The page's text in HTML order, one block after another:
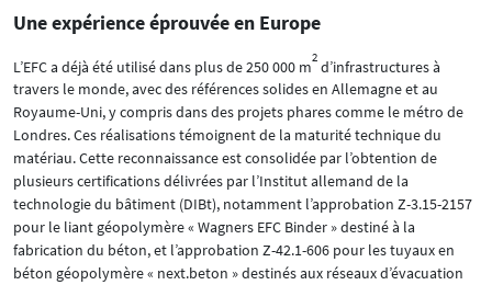
Une expérience éprouvée en Europe
L’EFC a déjà été utilisé dans plus de 250 000 m2 d’infrastructures à
travers le monde, avec des références solides en Allemagne et au
Royaume-Uni, y compris dans des projets phares comme le métro de
Londres. Ces réalisations témoignent de la maturité technique du
matériau. Cette reconnaissance est consolidée par l’obtention de
plusieurs certifications délivrées par l’Institut allemand de la
technologie du bâtiment (DIBt), notamment l’approbation Z-3.15-2157
pour le liant géopolymère « Wagners EFC Binder » destiné à la
fabrication du béton, et l’approbation Z-42.1-606 pour les tuyaux en
béton géopolymère « next.beton » destinés aux réseaux d’évacuation